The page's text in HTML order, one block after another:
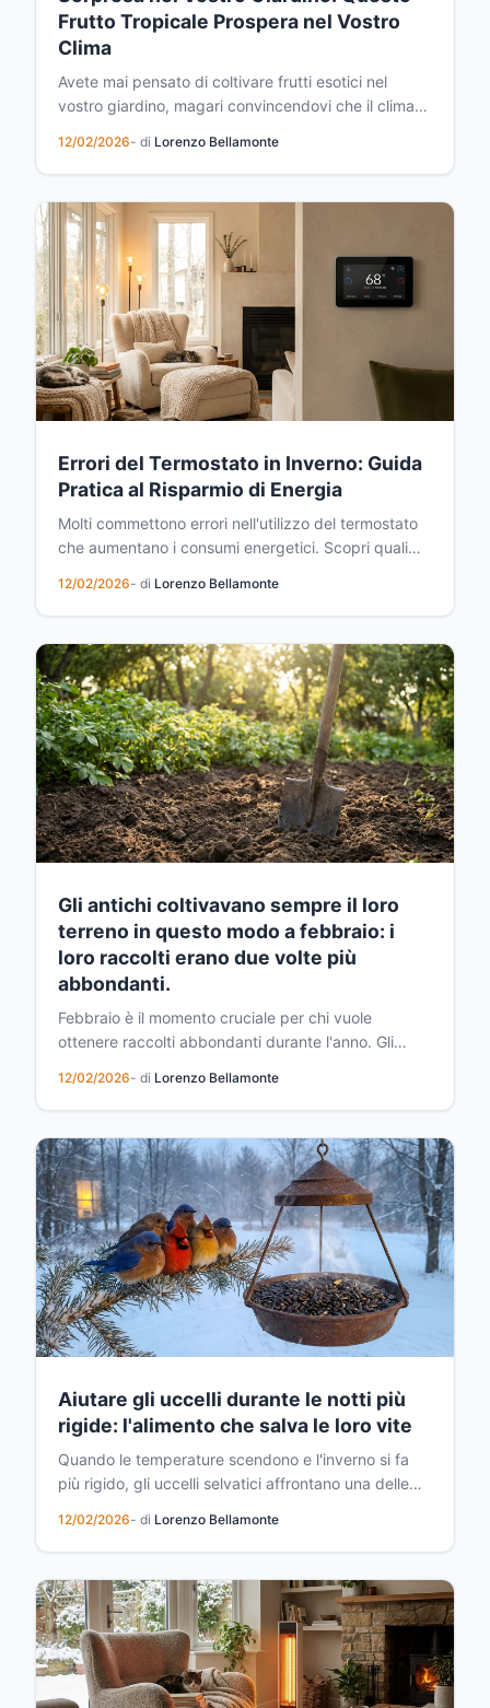
Frutto Tropicale Prospera nel Vostro
Clima
Avete mai pensato di coltivare frutti esotici nel
vostro giardino, magari convincendovi che il clima
sorprendere. Esiste un frutto che comunemente
associamo ai climi caldi e tropicali, ma che si adatta
straordinariamente bene anche nelle nostre
regioni...
12/02/2026- di Lorenzo Bellamonte
Errori del Termostato in Inverno: Guida
Pratica al Risparmio di Energia
Molti commettono errori nell'utilizzo del termostato
che aumentano i consumi energetici. Scopri quali
dispositivo per ottenere vere economie sulla bolletta
invernale senza sacrificare il comfort.
12/02/2026- di Lorenzo Bellamonte
Gli antichi coltivavano sempre il loro
terreno in questo modo a febbraio: i
loro raccolti erano due volte più
abbondanti.
Febbraio è il momento cruciale per chi vuole
ottenere raccolti abbondanti durante l'anno. Gli
preparazione del terreno in questo mese specifico
rappresenta la fondazione di tutto ciò che crescerà
nei mesi successivi. Mentre molti giardinieri moderni
sott...
12/02/2026- di Lorenzo Bellamonte
Aiutare gli uccelli durante le notti più
rigide: l'alimento che salva le loro vite
Quando le temperature scendono e l'inverno si fa
più rigido, gli uccelli selvatici affrontano una delle
sempre più ardua, mentre il loro corpo consuma
enormi quantità di energia per mantenersi al caldo.
Se ami osservare i volatili nel tuo gia...
12/02/2026- di Lorenzo Bellamonte